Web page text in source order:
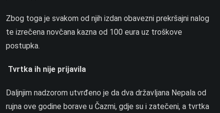
Zbog toga je svakom od njih izdan obavezni prekršajni nalog
te izrečena novčana kazna od 100 eura uz troškove
postupka.
Tvrtka ih nije prijavila
Daljnjim nadzorom utvrđeno je da dva državljana Nepala od
rujna ove godine borave u Čazmi, gdje su i zatečeni, a tvrtka